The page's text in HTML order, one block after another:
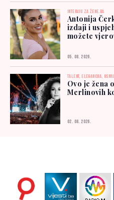
INTERVJU ZA ŽENE.BA
Antonija
izdaji i
možete
05. 08. 2026.
TALENT, ELEGANCIJA,
Ovo je žena
Merlinovih
02. 08. 2026.